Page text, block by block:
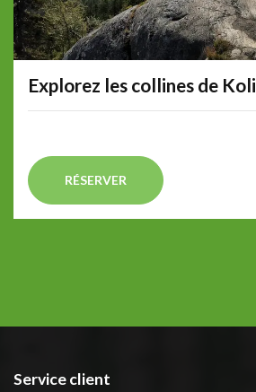
Explorez les collines de Koli
RÉSERVER
Service client